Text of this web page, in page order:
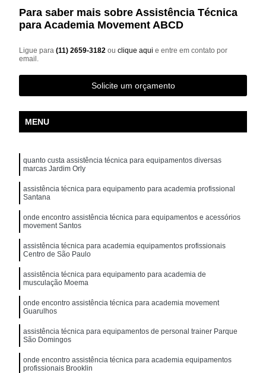
Para saber mais sobre Assistência Técnica
para Academia Movement ABCD
Ligue para(11) 2659-3182ouclique aqui e entre em contato por
email.
Solicite um orçamento
MENU
quanto custa assistência técnica para equipamentos diversas
marcas Jardim Orly
assistência técnica para equipamento para academia profissional
Santana
onde encontro assistência técnica para equipamentos e acessórios
movement Santos
assistência técnica para academia equipamentos profissionais
Centro de São Paulo
assistência técnica para equipamento para academia de
musculação Moema
onde encontro assistência técnica para academia movement
Guarulhos
assistência técnica para equipamentos de personal trainer Parque
São Domingos
onde encontro assistência técnica para academia equipamentos
profissionais Brooklin